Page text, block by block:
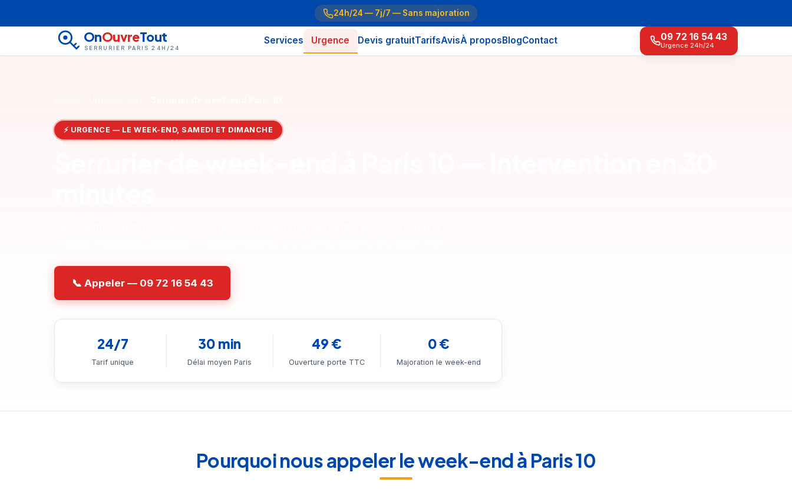
24h/24 — 7j/7 — Sans majoration
OnOuvreTout
SERRURIER PARIS 24H/24
Services Urgence Devis gratuitTarifsAvisÀ propos BlogContact 09 72 16 54 43
Urgence 24h/24
⚡ URGENCE — LE WEEK-END, SAMEDI ET DIMANCHE
📞 Appeler — 09 72 16 54 43
24/7
Tarif unique
30 min
Délai moyen Paris
49 €
Ouverture porte TTC
0 €
Majoration le week-end
Pourquoi nous appeler le week-end à Paris 10